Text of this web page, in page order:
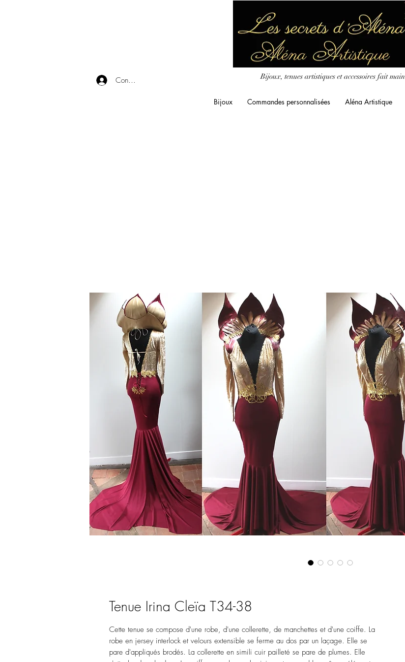
Connexion Bijoux, tenues artistiques et accessoires fait main
Bijoux Commandes personnalisées Aléna Artistique
Tenue Irina Cleïa T34-38
Cette tenue se compose d'une robe, d'une collerette, de manchettes et d'une coiffe. La
robe en jersey interlock et velours extensible se ferme au dos par un laçage. Elle se
pare d'appliqués brodés. La collerette en simili cuir pailleté se pare de plumes. Elle